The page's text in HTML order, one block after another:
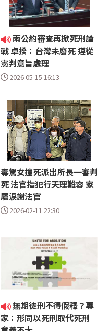
兩公約審查再掀死刑論
戰 卓揆：台灣未廢死 遵從
憲判意旨處理
2026-05-15 16:13
毒駕女撞死派出所長一審判
死 法官指犯行天理難容 家
屬淚謝法官
2026-02-11 22:30
無期徒刑不得假釋？專
家：形同以死刑取代死刑